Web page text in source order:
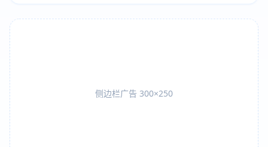
侧边栏广告 300×250